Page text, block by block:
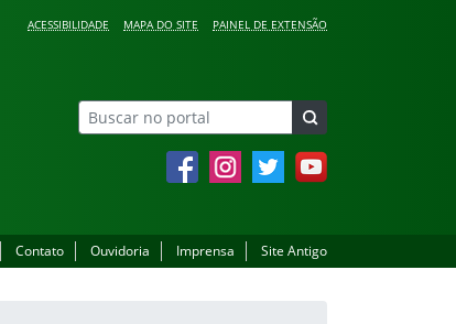
ACESSIBILIDADE MAPA DO SITE PAINEL DE EXTENSÃO
FacebookInstagramTwitter YouTube
Contato Ouvidoria Imprensa Site Antigo